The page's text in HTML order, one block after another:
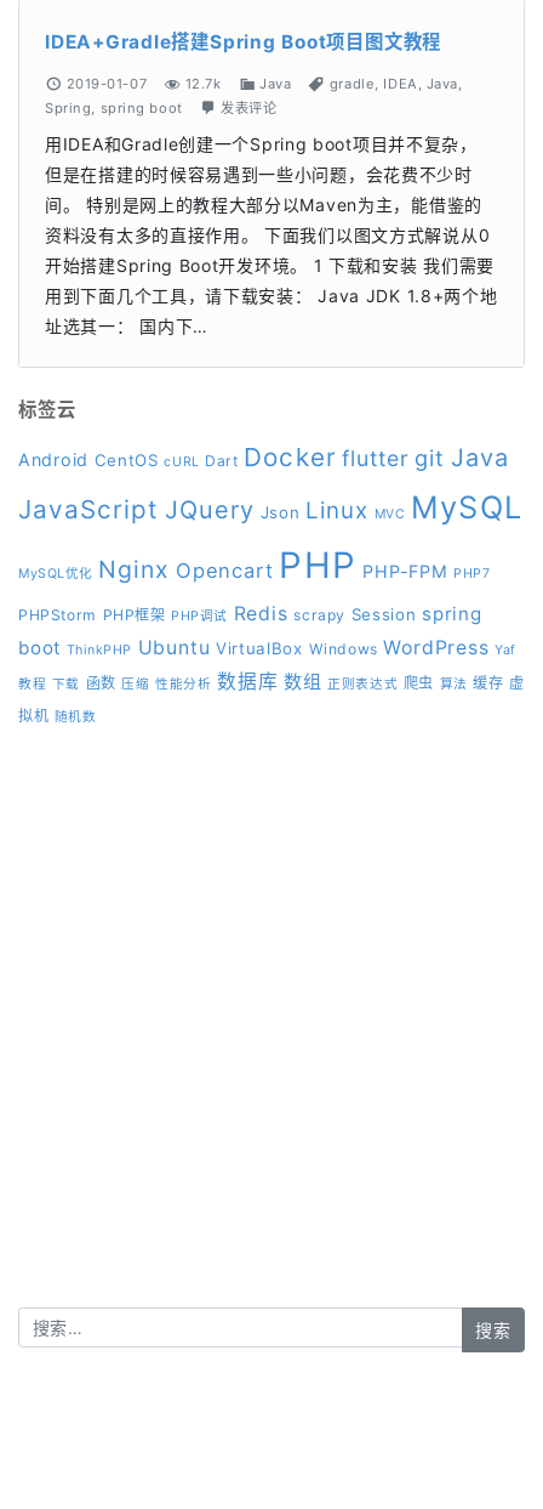
IDEA+Gradle搭建Spring Boot项目图文教程
2019-01-07 12.7k Java gradle IDEA Java
Spring
spring boot 发表评论
用IDEA和Gradle创建一个Spring boot项目并不复杂，
但是在搭建的时候容易遇到一些小问题，会花费不少时
间。 特别是网上的教程大部分以Maven为主，能借鉴的
资料没有太多的直接作用。 下面我们以图文方式解说从0
开始搭建Spring Boot开发环境。 1 下载和安装 我们需要
用到下面几个工具，请下载安装： Java JDK 1.8+两个地
址选其一： 国内下…
标签云
Android CentOS cURL Dart Docker flutter git Java
JavaScript JQuery Json Linux MVC MySQL
MySQL优化 Nginx Opencart PHP PHP-FPM PHP7
PHPStorm PHP框架 PHP调试 Redis scrapy Session spring
boot ThinkPHP Ubuntu VirtualBox Windows WordPress Yaf
教程 下载 函数 压缩 性能分析 数据库 数组 正则表达式 爬虫 算法 缓存 虚
拟机 随机数